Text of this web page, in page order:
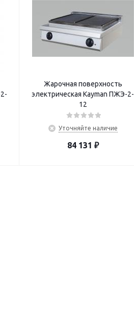
Жарочная поверхность
электрическая Kayman ПЖЭ-2-
12
Уточняйте наличие
84 131 ₽